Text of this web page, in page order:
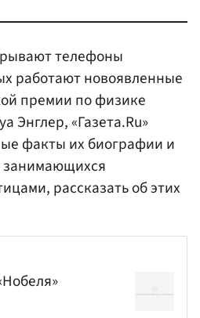
телефоны
работают новоявленные
премии по физике
Энглер, «Газета.Ru»
факты их биографии и
занимающихся
рассказать об этих